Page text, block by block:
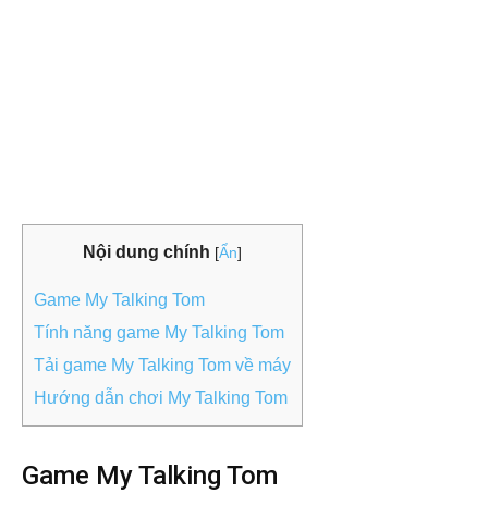
Nội dung chính [Ẩn]
Game My Talking Tom
Tính năng game My Talking Tom
Tải game My Talking Tom về máy
Hướng dẫn chơi My Talking Tom
Game My Talking Tom